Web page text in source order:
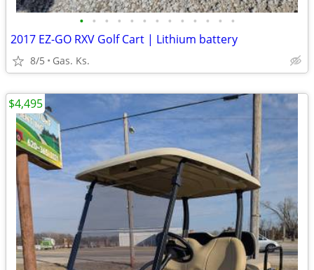
• • • • • • • • • • • • •
2017 EZ-GO RXV Golf Cart | Lithium battery
8/5 Gas. Ks.
$4,495